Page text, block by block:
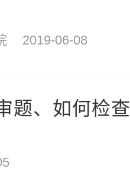
2019-06-08
题、如何检